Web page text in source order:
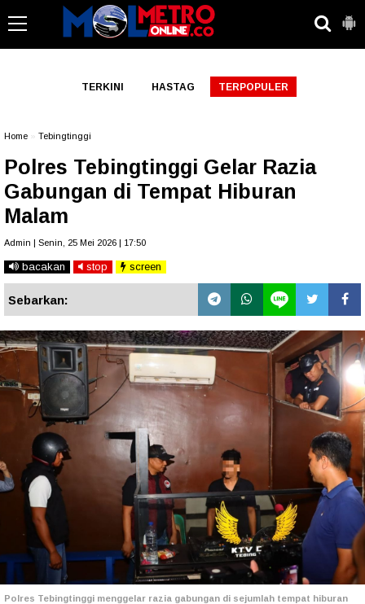
TERKINI HASTAG TERPOPULER
Home Tebingtinggi
Polres Tebingtinggi Gelar Razia
Gabungan di Tempat Hiburan
Malam
Admin | Senin, 25 Mei 2026 | 17:50
bacakan stop screen
Sebarkan:
Polres Tebingtinggi menggelar razia gabungan di sejumlah tempat hiburan